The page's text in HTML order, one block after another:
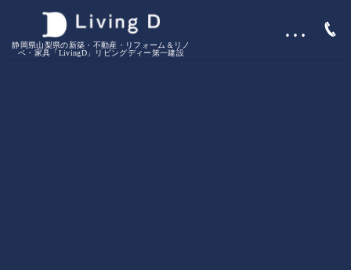
静岡県山梨県の新築・不動産・リフォーム＆リノ
ベ・家具「LivingD」リビングディー第一建設
…